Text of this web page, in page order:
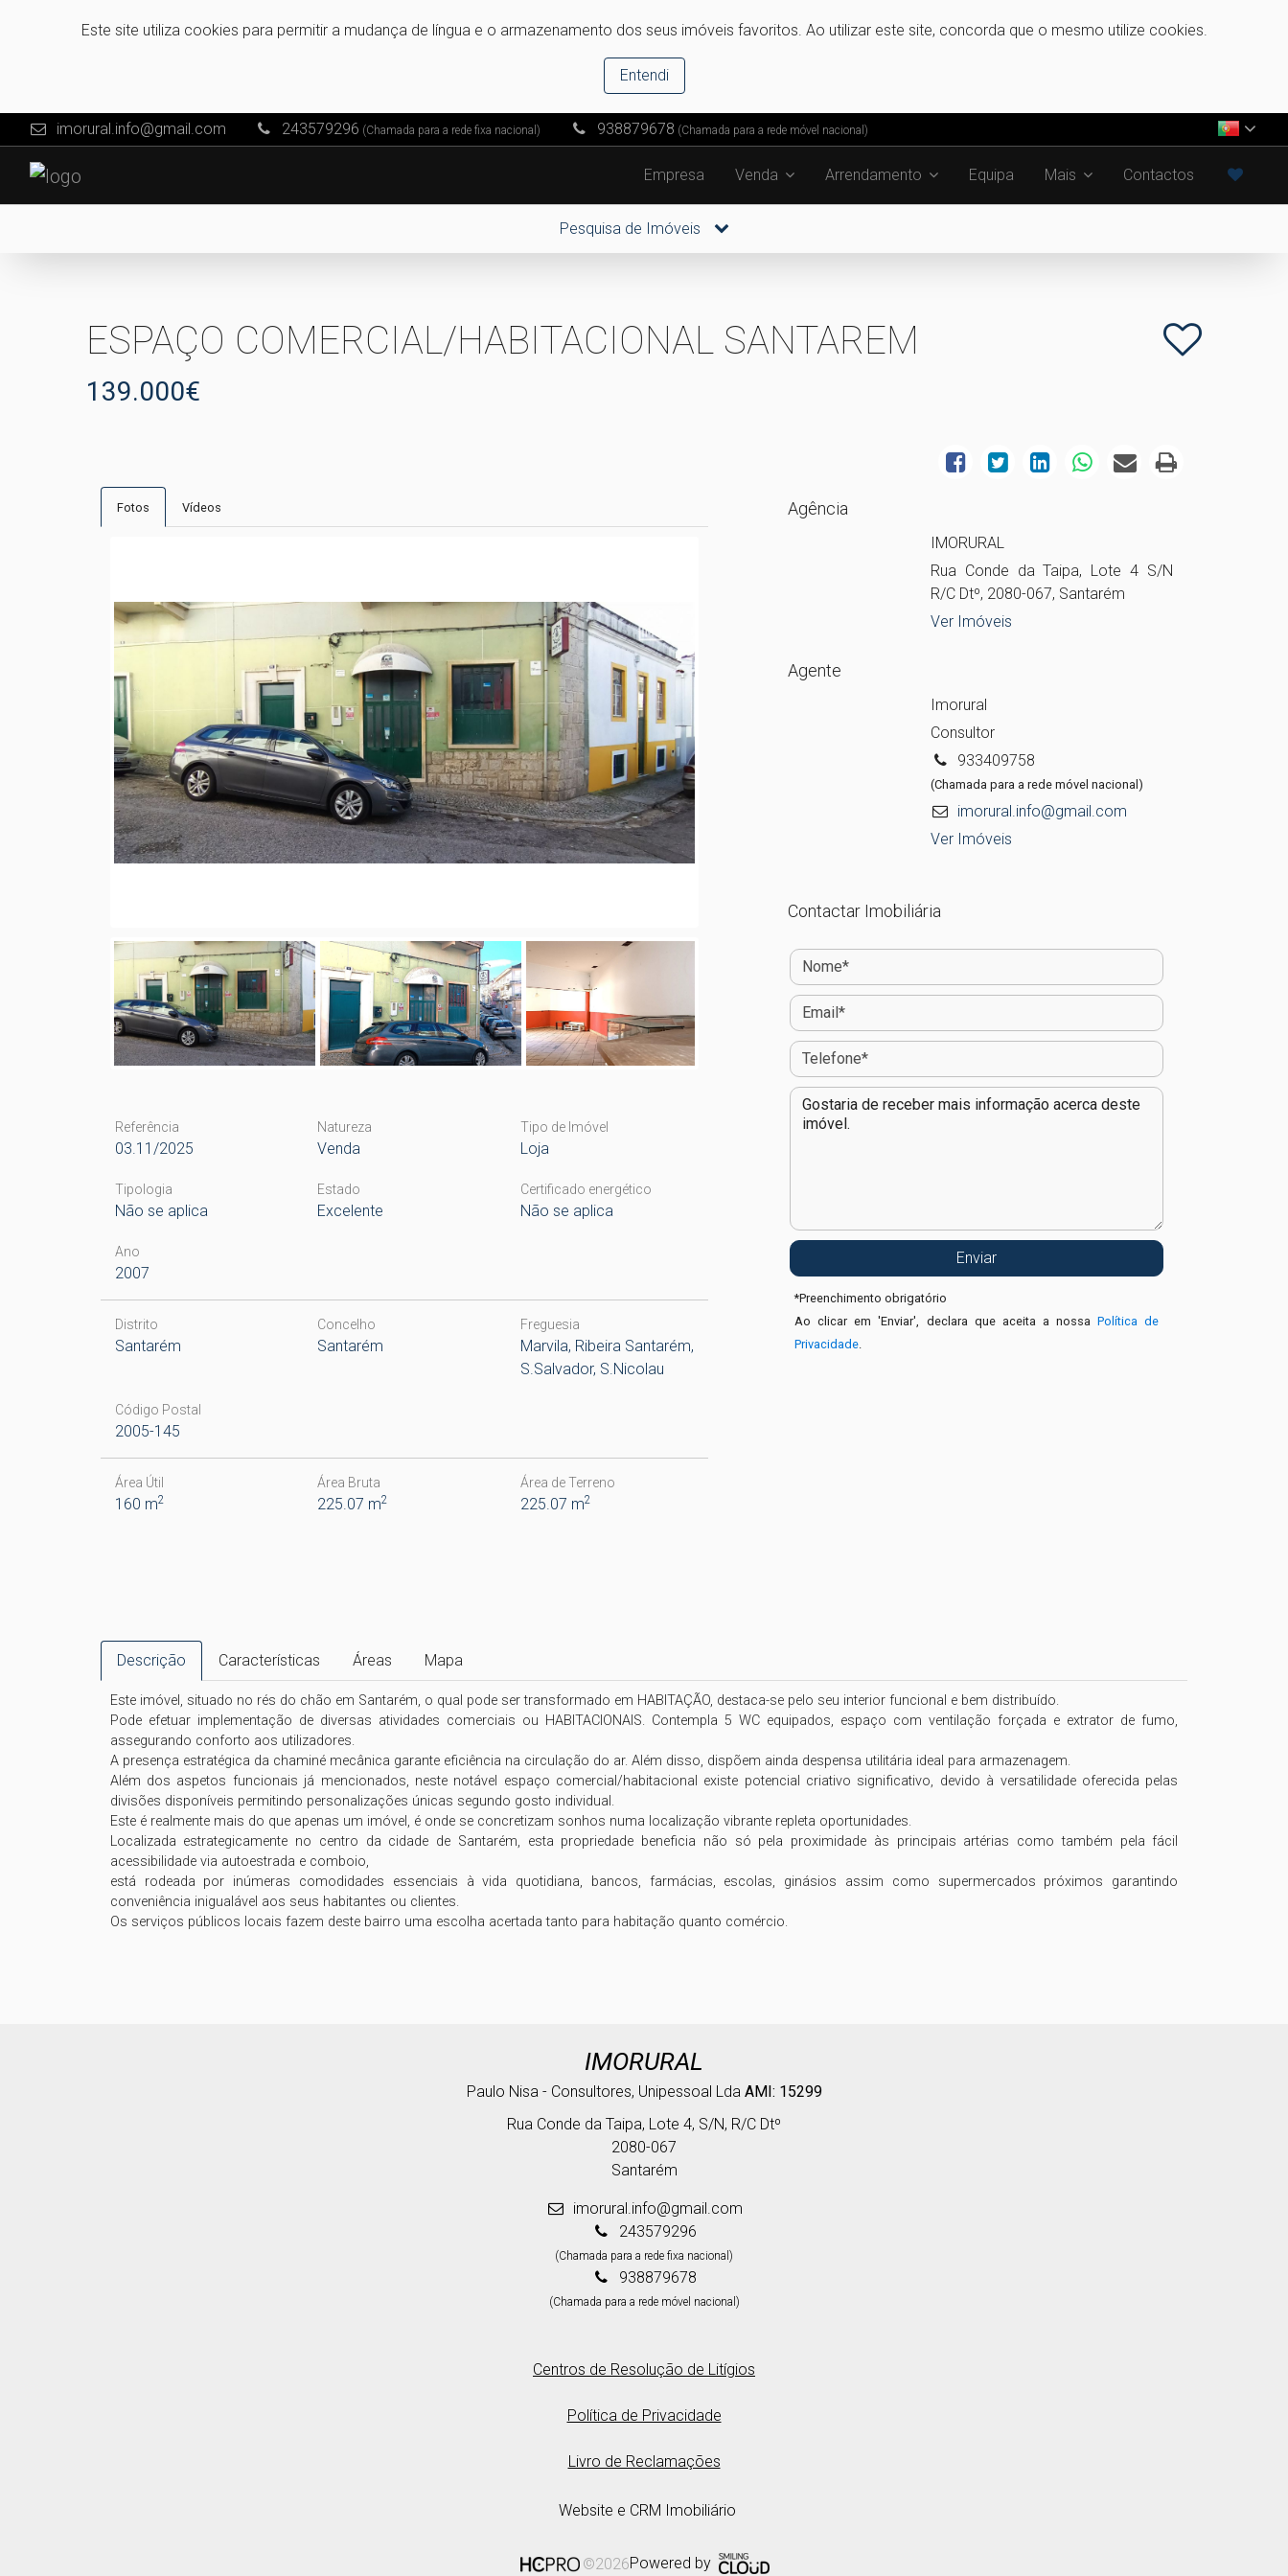
Este site utiliza cookies para permitir a mudança de língua e o armazenamento dos seus imóveis favoritos. Ao utilizar este site, concorda que o mesmo utilize cookies.
Entendi
imorural.info@gmail.com 243579296 (Chamada para a rede fixa nacional) 938879678 (Chamada para a rede móvel nacional)
Empresa Venda Arrendamento Equipa Mais Contactos
Pesquisa de Imóveis
ESPAÇO COMERCIAL/HABITACIONAL SANTAREM
139.000€
Fotos Vídeos
Referência
03.11/2025
Natureza
Venda
Tipo de Imóvel
Loja
Tipologia
Não se aplica
Estado
Excelente
Certificado energético
Não se aplica
Ano
2007
Distrito
Santarém
Concelho
Santarém
Freguesia
Marvila, Ribeira Santarém,
S.Salvador, S.Nicolau
Código Postal
2005-145
Área Útil
160 m2
Área Bruta
225.07 m2
Área de Terreno
225.07 m2
Agência
IMORURAL
Rua Conde da Taipa, Lote 4 S/N
R/C Dtº, 2080-067, Santarém
Ver Imóveis
Agente
Imorural
Consultor
933409758
(Chamada para a rede móvel nacional)
imorural.info@gmail.com
Ver Imóveis
Contactar Imobiliária
*Preenchimento obrigatório
Ao clicar em 'Enviar', declara que aceita a nossaPolítica de
Privacidade.
Descrição Características Áreas Mapa
Este imóvel, situado no rés do chão em Santarém, o qual pode ser transformado em HABITAÇÃO, destaca-se pelo seu interior funcional e bem distribuído.
Pode efetuar implementação de diversas atividades comerciais ou HABITACIONAIS. Contempla 5 WC equipados, espaço com ventilação forçada e extrator de fumo,
assegurando conforto aos utilizadores.
A presença estratégica da chaminé mecânica garante eficiência na circulação do ar. Além disso, dispõem ainda despensa utilitária ideal para armazenagem.
Além dos aspetos funcionais já mencionados, neste notável espaço comercial/habitacional existe potencial criativo significativo, devido à versatilidade oferecida pelas
divisões disponíveis permitindo personalizações únicas segundo gosto individual.
Este é realmente mais do que apenas um imóvel, é onde se concretizam sonhos numa localização vibrante repleta oportunidades.
Localizada estrategicamente no centro da cidade de Santarém, esta propriedade beneficia não só pela proximidade às principais artérias como também pela fácil
acessibilidade via autoestrada e comboio,
está rodeada por inúmeras comodidades essenciais à vida quotidiana, bancos, farmácias, escolas, ginásios assim como supermercados próximos garantindo
conveniência inigualável aos seus habitantes ou clientes.
IMORURAL
Paulo Nisa - Consultores, Unipessoal Lda AMI: 15299
Rua Conde da Taipa, Lote 4, S/N, R/C Dtº
2080-067
Santarém
imorural.info@gmail.com
243579296
(Chamada para a rede fixa nacional)
938879678
(Chamada para a rede móvel nacional)
Centros de Resolução de Litígios
Política de Privacidade
Livro de Reclamações
Website e CRM Imobiliário
©2026Powered by